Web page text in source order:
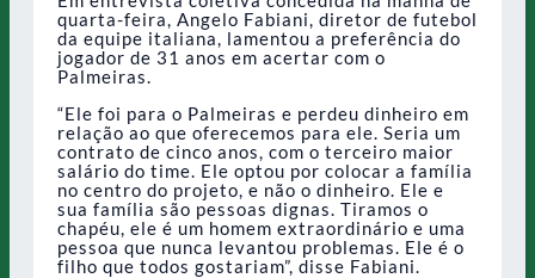
quarta-feira, Angelo Fabiani, diretor de futebol
da equipe italiana, lamentou a preferência do
jogador de 31 anos em acertar com o
Palmeiras.
“Ele foi para o Palmeiras e perdeu dinheiro em
relação ao que oferecemos para ele. Seria um
contrato de cinco anos, com o terceiro maior
salário do time. Ele optou por colocar a família
no centro do projeto, e não o dinheiro. Ele e
sua família são pessoas dignas. Tiramos o
chapéu, ele é um homem extraordinário e uma
pessoa que nunca levantou problemas. Ele é o
filho que todos gostariam”, disse Fabiani.